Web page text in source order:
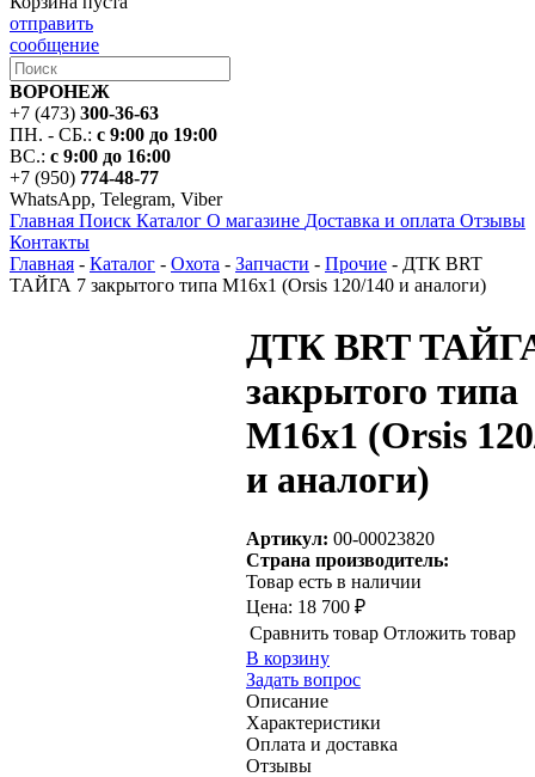
отправить
сообщение
ВОРОНЕЖ
+7 (473) 300-36-63
ПН. - СБ.: с 9:00 до 19:00
ВС.: с 9:00 до 16:00
+7 (950) 774-48-77
WhatsApp, Telegram, Viber
Главная Поиск Каталог О магазине Доставка и оплата Отзывы
Контакты
Главная - Каталог - Охота - Запчасти - Прочие - ДТК BRT
ТАЙГА 7 закрытого типа M16x1 (Orsis 120/140 и аналоги)
ДТК BRT
закрытого типа
M16x1 (Orsis
и аналоги)
Артикул: 00-00023820
Страна производитель:
Товар есть в наличии
Цена: 18 700 ₽
Сравнить товар Отложить товар
В корзину
Задать вопрос
Описание
Характеристики
Оплата и доставка
Отзывы